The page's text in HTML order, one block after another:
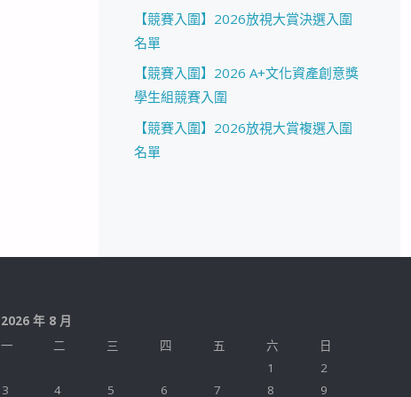
【競賽入圍】2026放視大賞決選入圍
名單
【競賽入圍】2026 A+文化資產創意獎
學生組競賽入圍
【競賽入圍】2026放視大賞複選入圍
名單
2026 年 8 月
一
二 三 四 五 六
日
1
2
3
4 5 6 7 8 9